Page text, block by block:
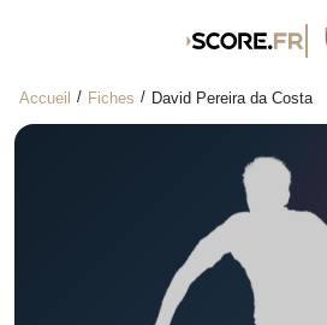
Accueil Fiches David Pereira da Costa